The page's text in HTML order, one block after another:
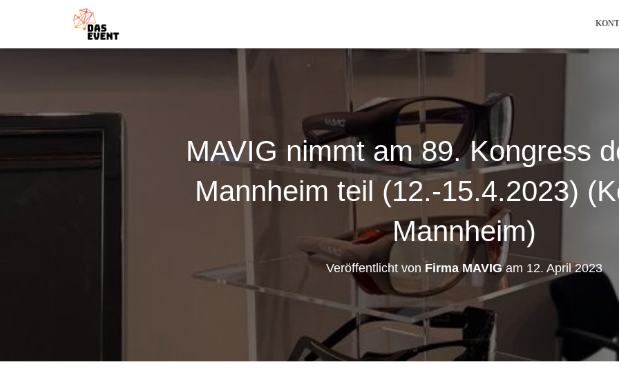
MAVIG nimmt am 89. Kongress
Mannheim teil (12.-15.4.2023)
Mannheim)
Veröffentlicht von Firma MAVIGam 12. April 2023